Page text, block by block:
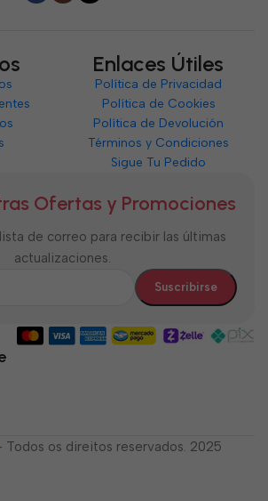
Enlaces Útiles
Política de Privacidad
Política de Cookies
Política de Devolución
Términos y Condiciones
Sigue Tu Pedido
Ofertas y Promociones
de correo para recibir las últimas
actualizaciones.
Todos os direitos reservados. 2025